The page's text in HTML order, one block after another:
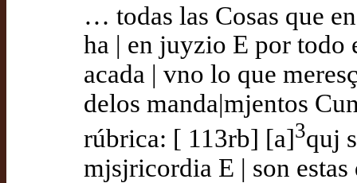
… todas las Cosas que
ha | en juyzio E por todo
acada | vno lo que
delos manda|mjentos
rúbrica: [ 113rb] [a]3quj
mjsjricordia E | son estas